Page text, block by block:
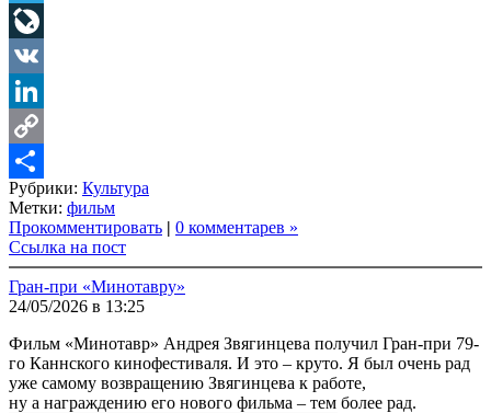
Telegram
LiveJournal
VK
LinkedIn
Copy
Link
Share
Рубрики: Культура
Метки: фильм
Прокомментировать | 0 комментарев »
Ссылка на пост
Гран-при «Минотавру»
24/05/2026 в 13:25
Фильм «Минотавр» Андрея Звягинцева получил Гран-при 79-
го Каннского кинофестиваля. И это – круто. Я был очень рад
уже самому возвращению Звягинцева к работе,
ну а награждению его нового фильма – тем более рад.